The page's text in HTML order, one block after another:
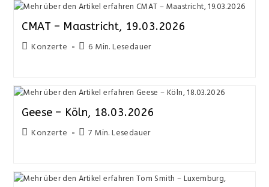
CMAT – Maastricht, 19.03.2026
Konzerte 6 Min. Lesedauer
Geese – Köln, 18.03.2026
Konzerte 7 Min. Lesedauer